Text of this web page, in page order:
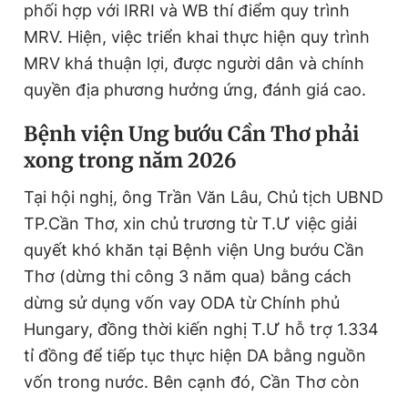
phối hợp với IRRI và WB thí điểm quy trình
MRV. Hiện, việc triển khai thực hiện quy trình
MRV khá thuận lợi, được người dân và chính
quyền địa phương hưởng ứng, đánh giá cao.
Bệnh viện Ung bướu Cần Thơ phải
xong trong năm 2026
Tại hội nghị, ông Trần Văn Lâu, Chủ tịch UBND
TP.Cần Thơ, xin chủ trương từ T.Ư việc giải
quyết khó khăn tại Bệnh viện Ung bướu Cần
Thơ (dừng thi công 3 năm qua) bằng cách
dừng sử dụng vốn vay ODA từ Chính phủ
Hungary, đồng thời kiến nghị T.Ư hỗ trợ 1.334
tỉ đồng để tiếp tục thực hiện DA bằng nguồn
vốn trong nước. Bên cạnh đó, Cần Thơ còn